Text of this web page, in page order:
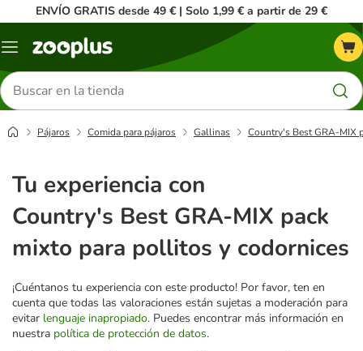
ENVÍO GRATIS desde 49 € | Solo 1,99 € a partir de 29 €
Menú
Buscar
productos
Pájaros Comida para pájaros Gallinas Country's Best GRA-MIX
Tu experiencia con
Country's Best GRA-MIX pack
mixto para pollitos y codornices
¡Cuéntanos tu experiencia con este producto! Por favor, ten en
cuenta que todas las valoraciones están sujetas a moderación para
evitar lenguaje inapropiado. Puedes encontrar más información en
nuestra política de protección de datos.